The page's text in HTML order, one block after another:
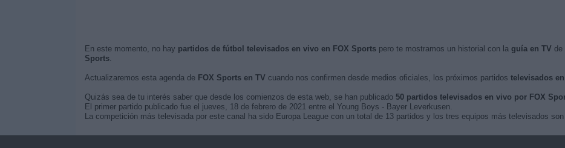
En este momento, no hay partidos de fútbol televisados en vivo en FOX Sportspero te mostramos un historial con la guía en TV de
Sports.
Actualizaremos esta agenda de FOX Sports en TV cuando nos confirmen desde medios oficiales, los próximos partidos televisados
Quizás sea de tu interés saber que desde los comienzos de esta web, se han publicado 50 partidos televisados en vivo por FOX
El primer partido publicado fue el jueves, 18 de febrero de 2021 entre el Young Boys - Bayer Leverkusen.
La competición más televisada por este canal ha sido Europa League con un total de 13 partidos y los tres equipos más televisados